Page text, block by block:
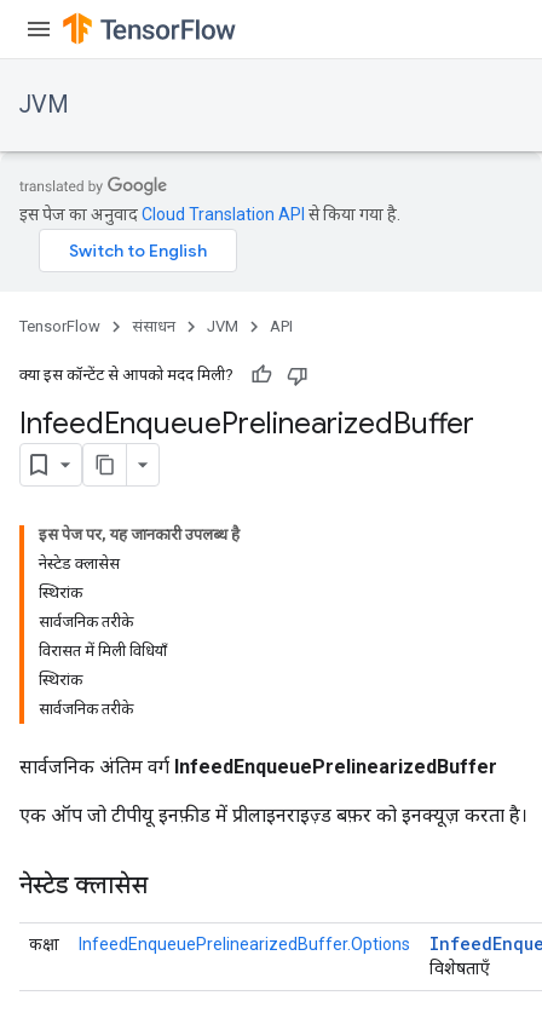
JVM
इस पेज का अनुवादCloud Translation API से किया गया है.
TensorFlow संसाधन JVM API
क्या इस कॉन्टेंट से आपको मदद मिली?
InfeedEnqueuePrelinearizedBuffer
इस पेज पर, यह जानकारी उपलब्ध है
नेस्टेड क्लासेस
स्थिरांक
सार्वजनिक तरीके
विरासत में मिली विधियाँ
स्थिरांक
सार्वजनिक तरीके
सार्वजनिक अंतिम वर्ग InfeedEnqueuePrelinearizedBuffer
एक ऑप जो टीपीयू इनफ़ीड में प्रीलाइनराइज़्ड बफ़र को इनक्यूज़ करता है।
नेस्टेड क्लासेस
कक्षा InfeedEnqueuePrelinearizedBuffer.Options Infeed
विशेषताएँ